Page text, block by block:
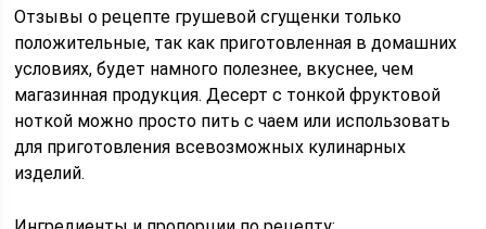
Отзывы о рецепте грушевой сгущенки только
положительные, так как приготовленная в домашних
условиях, будет намного полезнее, вкуснее, чем
магазинная продукция. Десерт с тонкой фруктовой
ноткой можно просто пить с чаем или использовать
для приготовления всевозможных кулинарных
изделий.